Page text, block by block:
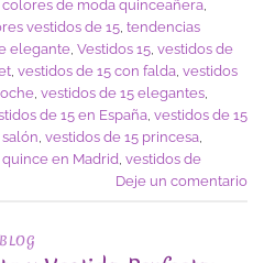
colores de moda quinceañera
vestidos de 15 tendencias
elegante Vestidos 15 vestidos de
vestidos de 15 con falda vestidos
vestidos de 15 elegantes
de 15 en España vestidos de 15
vestidos de 15 princesa
en Madrid vestidos de
Deje un comentario
BLOG